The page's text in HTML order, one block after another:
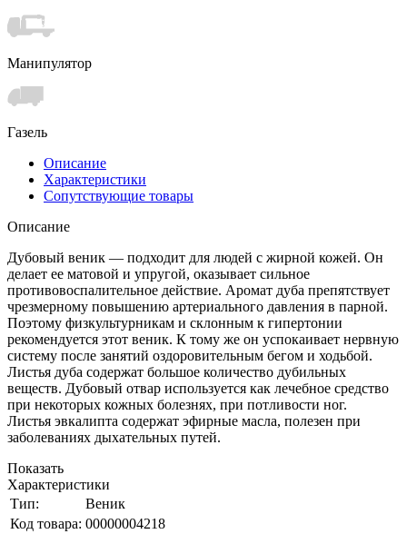
Манипулятор
Газель
Описание
Характеристики
Сопутствующие товары
Описание
Дубовый веник — подходит для людей с жирной кожей. Он
делает ее матовой и упругой, оказывает сильное
противовоспалительное действие. Аромат дуба препятствует
чрезмерному повышению артериального давления в парной.
Поэтому физкультурникам и склонным к гипертонии
рекомендуется этот веник. К тому же он успокаивает нервную
систему после занятий оздоровительным бегом и ходьбой.
Листья дуба содержат большое количество дубильных
веществ. Дубовый отвар используется как лечебное средство
при некоторых кожных болезнях, при потливости ног.
Листья эвкалипта содержат эфирные масла, полезен при
заболеваниях дыхательных путей.
Показать
Характеристики
Тип:
Веник
Код товара: 00000004218